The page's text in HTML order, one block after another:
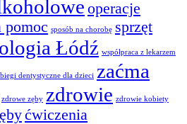
operacje
pomoc sposób na chorobę sprzęt
Łódź współpraca z lekarzem
dentystyczne dla dzieci zaćma
zdrowe zęby zdrowie zdrowie kobiety
ćwiczenia